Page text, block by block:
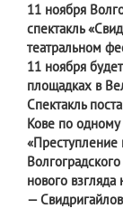
11 ноября
спектакль
театральном
11 ноября
площадках в
Спектакль
Кове по
«Преступление
нового взгляда
—